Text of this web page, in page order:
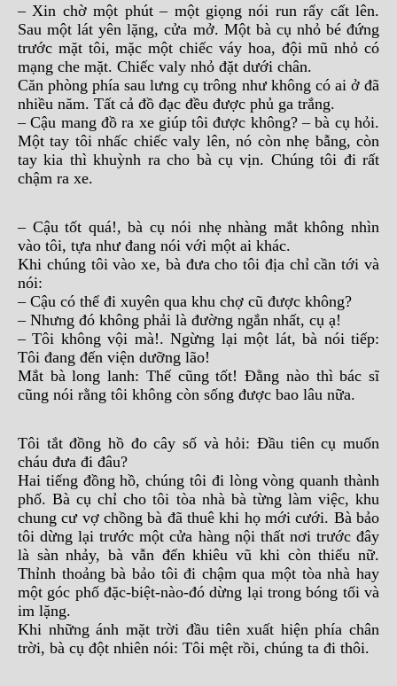
– Xin chờ một phút – một giọng nói run rẩy cất lên.
Sau một lát yên lặng, cửa mở. Một bà cụ nhỏ bé đứng
trước mặt tôi, mặc một chiếc váy hoa, đội mũ nhỏ có
mạng che mặt. Chiếc valy nhỏ đặt dưới chân.
Căn phòng phía sau lưng cụ trông như không có ai ở đã
nhiều năm. Tất cả đồ đạc đều được phủ ga trắng.
– Cậu mang đồ ra xe giúp tôi được không? – bà cụ hỏi.
Một tay tôi nhấc chiếc valy lên, nó còn nhẹ bẫng, còn
tay kia thì khuỳnh ra cho bà cụ vịn. Chúng tôi đi rất
chậm ra xe.
– Cậu tốt quá!, bà cụ nói nhẹ nhàng mắt không nhìn
vào tôi, tựa như đang nói với một ai khác.
Khi chúng tôi vào xe, bà đưa cho tôi địa chỉ cần tới và
nói:
– Cậu có thể đi xuyên qua khu chợ cũ được không?
– Nhưng đó không phải là đường ngắn nhất, cụ ạ!
– Tôi không vội mà!. Ngừng lại một lát, bà nói tiếp:
Tôi đang đến viện dưỡng lão!
Mắt bà long lanh: Thế cũng tốt! Đằng nào thì bác sĩ
cũng nói rằng tôi không còn sống được bao lâu nữa.
Tôi tắt đồng hồ đo cây số và hỏi: Đầu tiên cụ muốn
cháu đưa đi đâu?
Hai tiếng đồng hồ, chúng tôi đi lòng vòng quanh thành
phố. Bà cụ chỉ cho tôi tòa nhà bà từng làm việc, khu
chung cư vợ chồng bà đã thuê khi họ mới cưới. Bà bảo
tôi dừng lại trước một cửa hàng nội thất nơi trước đây
là sàn nhảy, bà vẫn đến khiêu vũ khi còn thiếu nữ.
Thỉnh thoảng bà bảo tôi đi chậm qua một tòa nhà hay
một góc phố đặc-biệt-nào-đó dừng lại trong bóng tối và
im lặng.
Khi những ánh mặt trời đầu tiên xuất hiện phía chân
trời, bà cụ đột nhiên nói: Tôi mệt rồi, chúng ta đi thôi.